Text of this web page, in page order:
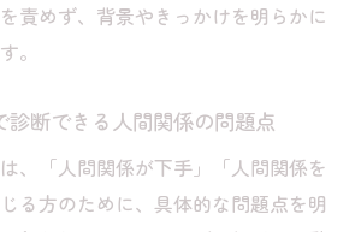
責めず、背景やきっかけを明らかに
。
診断できる人間関係の問題点
、「人間関係が下手」「人間関係を
る方のために、具体的な問題点を明